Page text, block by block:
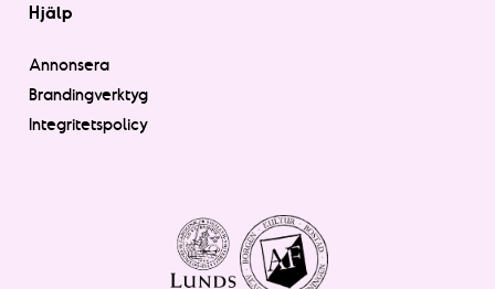
Hjälp
Annonsera
Brandingverktyg
Integritetspolicy